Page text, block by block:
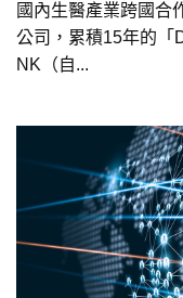
國內生醫產業跨國合
公司，累積15年的「
NK（自...